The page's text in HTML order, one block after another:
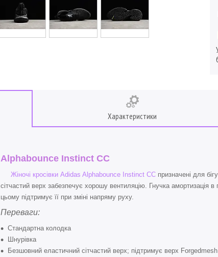
Характеристики
Alphabounce Instinct CC
Жіночі кросівки Adidas Alphabounce Instinct CC призначені для
сітчастий верх забезпечує хорошу вентиляцію. Гнучка амортизація
цьому підтримує її при зміні напряму руху.
Переваги:
Стандартна колодка
Шнурівка
Безшовний еластичний сітчастий верх; підтримує верх Forgedmesh